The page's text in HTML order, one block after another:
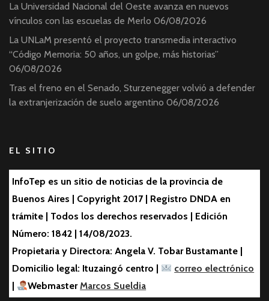
La Universidad Nacional del Oeste avanza en nuevos
vínculos con las escuelas de Merlo 06/08/2026
La UNLaM presentó el proyecto transmedia interactivo
“Código Memoria: 50 años, un golpe, más historias”
06/08/2026
Tras el freno en el Senado, Sturzenegger volvió a defender
la extranjerización de suelo argentino 06/08/2026
EL SITIO
InfoTep es un sitio de noticias de la provincia de
Buenos Aires | Copyright 2017 | Registro DNDA en
trámite | Todos los derechos reservados | Edición
Número: 1842 | 14/08/2023.
Propietaria y Directora: Angela V. Tobar Bustamante |
Domicilio legal: Ituzaingó centro |
correo electrónico
WebmasterMarcos Sueldia